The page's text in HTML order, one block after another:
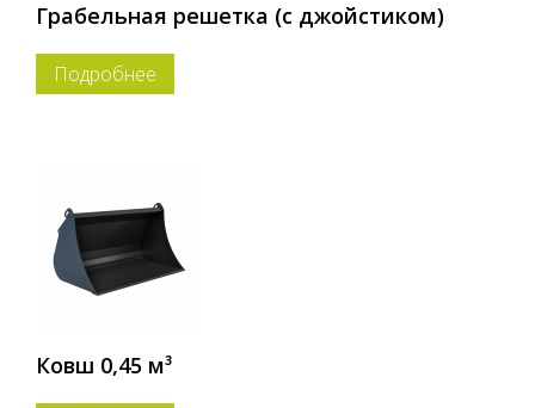
Грабельная решетка (с джойстиком)
Подробнее
Ковш 0,45 м³